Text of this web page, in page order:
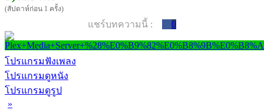
(สัปดาห์ก่อน 1 ครั้ง)
แชร์บทความนี้ : 0
โปรแกรมฟังเพลง
โปรแกรมดูหนัง
โปรแกรมดูรูป
»